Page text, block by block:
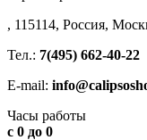
, 115114, Россия,
Тел.: 7(495) 662-40-22
E-mail:
Часы работы
с 0 до 0